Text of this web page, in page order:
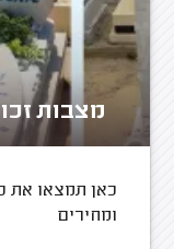
מצבות
כאן תמצאו את
ומחירים